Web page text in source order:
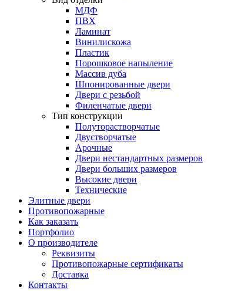
МДФ
ПВХ
Ламинат
Винилискожа
Пластик
Порошковое напыление
Массив дуба
Шпонированные двери
Двери с резьбой
Филенчатые двери
Тип конструкции
Полуторастворчатые
Двустворчатые
Арочные
Двери нестандартных размеров
Двери больших размеров
Высокие двери
Технические
Элитные двери
Противопожарные
Как заказать
Портфолио
О производителе
Реквизиты
Противопожарные сертификаты
Доставка
Контакты